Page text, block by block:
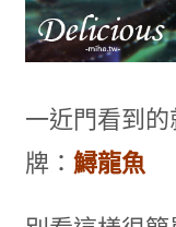
一近門看到
牌： 鱘龍魚